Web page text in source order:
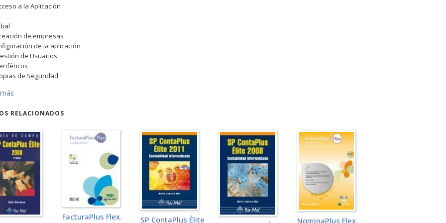
a la Aplicación
de empresas
de la aplicación
de Usuarios
de Seguridad
del Sistema y enlaces con otras aplicaciones
para Comunicaciones
de convenios
Profesionales
de datos
de tablas salariales
Bancarias
RELACIONADOS
FacturaPlus Flex.
SP ContaPlus Élite
NominaPlus Flex.